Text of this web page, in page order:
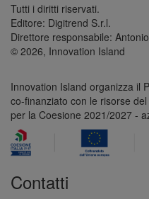
Tutti i diritti riservati.
Editore: Digitrend S.r.l.
Direttore responsabile:
© 2026, Innovation Island
Innovation Island organizza il
co-finanziato con le risorse
per la Coesione 2021/2027 -
Contatti